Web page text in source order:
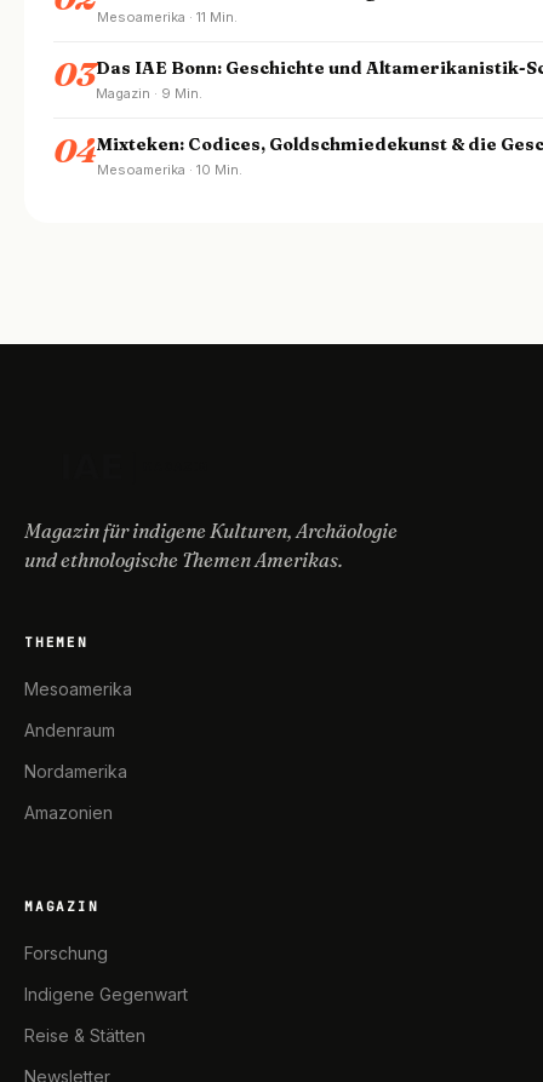
Mesoamerika · 11 Min.
03Das IAE Bonn: Geschichte und Altamerikanistik-
Magazin · 9 Min.
04Mixteken: Codices, Goldschmiedekunst & die
Mesoamerika · 10 Min.
Magazin für indigene Kulturen, Archäologie
und ethnologische Themen Amerikas.
THEMEN
Mesoamerika
Andenraum
Nordamerika
Amazonien
MAGAZIN
Forschung
Indigene Gegenwart
Reise & Stätten
Newsletter